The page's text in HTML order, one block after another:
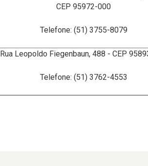
CEP 95972-000
Telefone: (51) 3755-8079
Rua Leopoldo Fiegenbaun, 488 - CEP
Telefone: (51) 3762-4553